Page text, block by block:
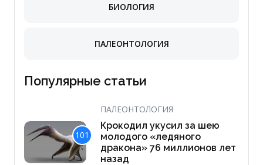
БИОЛОГИЯ
ПАЛЕОНТОЛОГИЯ
Популярные статьи
101
ПАЛЕОНТОЛОГИЯ
Крокодил укусил за шею
молодого «ледяного
дракона» 76 миллионов лет
назад